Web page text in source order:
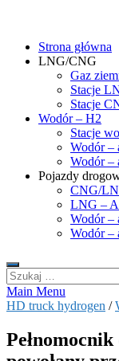
content
(wodór). Opisy
rynek paliw
Strona główna
LNG/CNG
Gaz
Stacje
Stacje
Wodór – H2
Stacje
Wodór –
Wodór –
Pojazdy
CNG/
LNG –
Wodór –
Wodór –
Szukaj:
Main Menu
HD truck hydrogen /